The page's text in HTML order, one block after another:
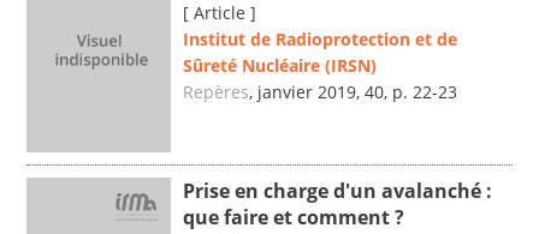
[ Article ]
Institut de Radioprotection et de
Sûreté Nucléaire (IRSN)
Repères, janvier 2019, 40, p. 22-23
Prise en charge d'un avalanché :
que faire et comment ?